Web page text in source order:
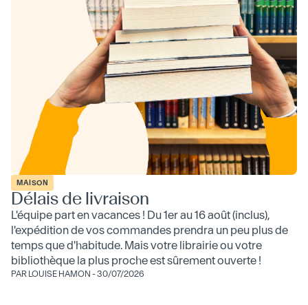
MAISON
Délais de livraison
L'équipe part en vacances ! Du 1er au 16 août (inclus),
l'expédition de vos commandes prendra un peu plus de
temps que d'habitude. Mais votre librairie ou votre
bibliothèque la plus proche est sûrement ouverte !
PAR LOUISE HAMON -30/07/2026